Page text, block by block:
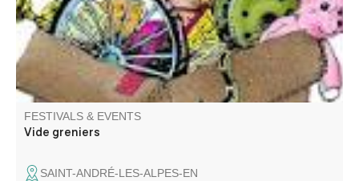
FESTIVALS & EVENTS
Vide greniers
SAINT-ANDRÉ-LES-ALPES-EN